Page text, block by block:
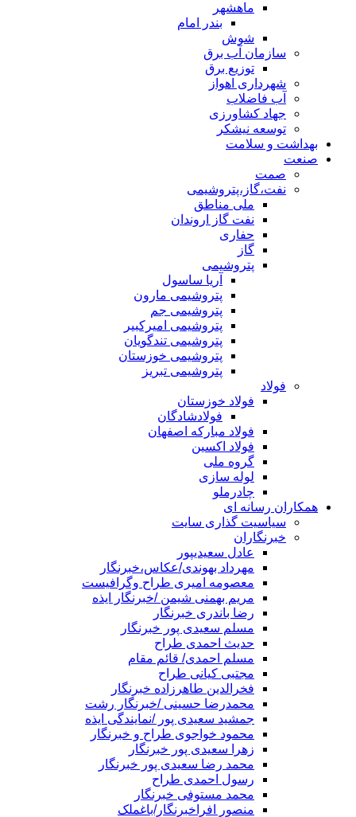
ماهشهر
بندر امام
شوش
سازمان آب برق
توزیع برق
شهرداری اهواز
آب فاضلاب
جهاد کشاورزی
توسعه نیشکر
بهداشت و سلامت
صنعت
صمت
نفت،گاز،پتروشیمی
ملی مناطق
نفت گاز اروندان
حفاری
گاز
پتروشیمی
آریا ساسول
پتروشیمی مارون
پتروشیمی جم
پتروشیمی امیرکبیر
پتروشیمی تندگویان
پتروشیمی خوزستان
پتروشیمی تبریز
فولاد
فولاد خوزستان
فولادشادگان
فولاد مبارکه اصفهان
فولاد اکسین
گروه ملی
لوله سازی
چادرملو
همکاران رسانه ای
سیاسیت گذاری سایت
خبرنگاران
عادل سعیدیپور
مهرداد بهوندی/عکاس،خبرنگار
معصومه امیری طراح وگرافیست
مریم بهمنی شیمن /خبرنگار ایذه
رضا باندری خبرنگار
مسلم سعیدی پور خبرنگار
حدیث احمدی طراح
مسلم احمدی/ قائم مقام
مجتبی کیانی طراح
فخرالدین طاهرزاده خبرنگار
محمدرضا حسینی /خبرنگار رشت
جمشید سعیدی پور /نمایندگی ایذه
محمود خواجوی طراح و خبرنگار
زهرا سعیدی پور خبرنگار
محمد رضا سعیدی پور خبرنگار
رسول احمدی طراح
محمد مستوفی خبرنگار
منصور افراخبرنگار/باغملک